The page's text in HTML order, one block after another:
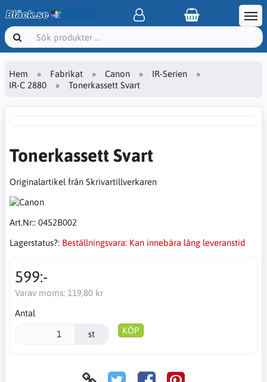
Hem Fabrikat Canon
IR-Serien
IR-C 2880
Tonerkassett Svart
Tonerkassett Svart
Originalartikel från Skrivartillverkaren
Art.Nr:: 0452B002
Lagerstatus?: Beställningsvara: Kan innebära lång leveranstid
599:-
Varav moms: 119,80 kr
Antal
st KÖP